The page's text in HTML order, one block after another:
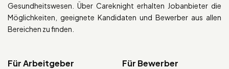
Gesundheitswesen. Über Careknight erhalten Jobanbieter die
Möglichkeiten, geeignete Kandidaten und Bewerber aus allen
Bereichen zu finden.
Für Arbeitgeber Für Bewerber